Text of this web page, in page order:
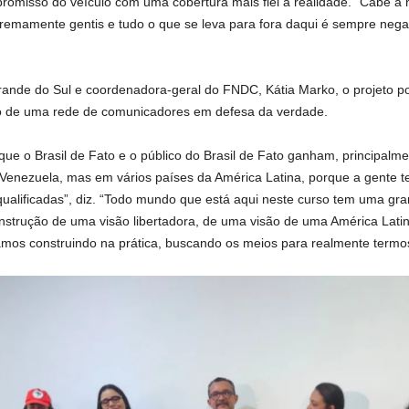
gentis e tudo o que se leva para fora daqui é sempre
do Sul e coordenadora-geral do FNDC, Kátia Marko, o projeto
uma rede de comunicadores em defesa da verdade.
o Brasil de Fato e o público do Brasil de Fato ganham,
mas em vários países da América Latina, porque a gente
diz. “Todo mundo que está aqui neste curso tem uma
de uma visão libertadora, de uma visão de uma América
construindo na prática, buscando os meios para realmente